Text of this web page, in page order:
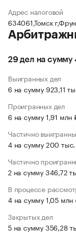
Адрес налоговой
634061,Томск
29 дел на сумму
Выигранных дел
6 на сумму 923,11
Проигранных дел
6 на сумму 1,91 млн
Частично
4 на сумму 200
Частично
2 на сумму 346,72
В процессе
4 на сумму 1,05 млн
Закрытых дел
5 на сумму 356,28